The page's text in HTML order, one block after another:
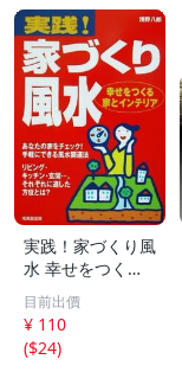
実践！家づくり風
水 幸せをつくる
家とインテリア/
浅野八郎(著者)
目前出價
¥ 110
($24)